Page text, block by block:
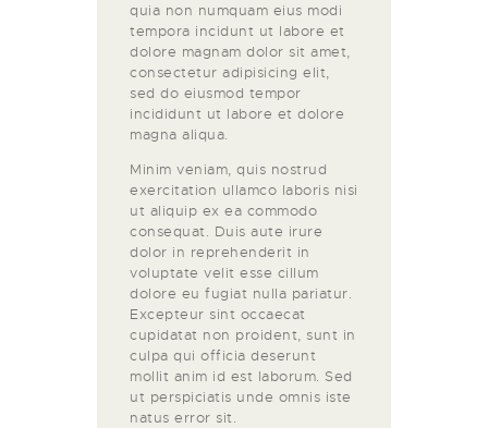
quia non numquam eius modi
tempora incidunt ut labore et
dolore magnam dolor sit amet,
consectetur adipisicing elit,
sed do eiusmod tempor
incididunt ut labore et dolore
magna aliqua.
Minim veniam, quis nostrud
exercitation ullamco laboris nisi
ut aliquip ex ea commodo
consequat. Duis aute irure
dolor in reprehenderit in
voluptate velit esse cillum
dolore eu fugiat nulla pariatur.
Excepteur sint occaecat
cupidatat non proident, sunt in
culpa qui officia deserunt
mollit anim id est laborum. Sed
ut perspiciatis unde omnis iste
natus error sit.